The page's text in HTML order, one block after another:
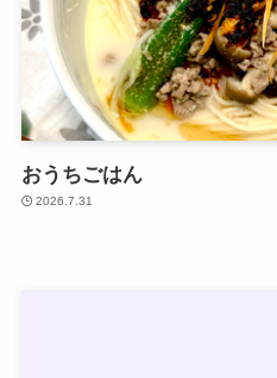
おうちごはん
2026.7.31